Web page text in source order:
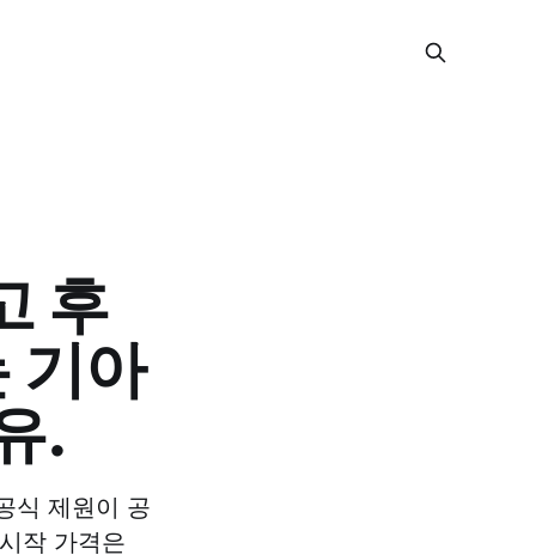
후
기아
.
식 제원이 공
작 가격은